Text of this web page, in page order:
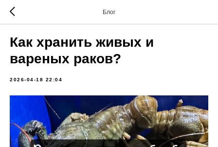
Блог
Как хранить живых и
вареных раков?
2026-04-18 22:04